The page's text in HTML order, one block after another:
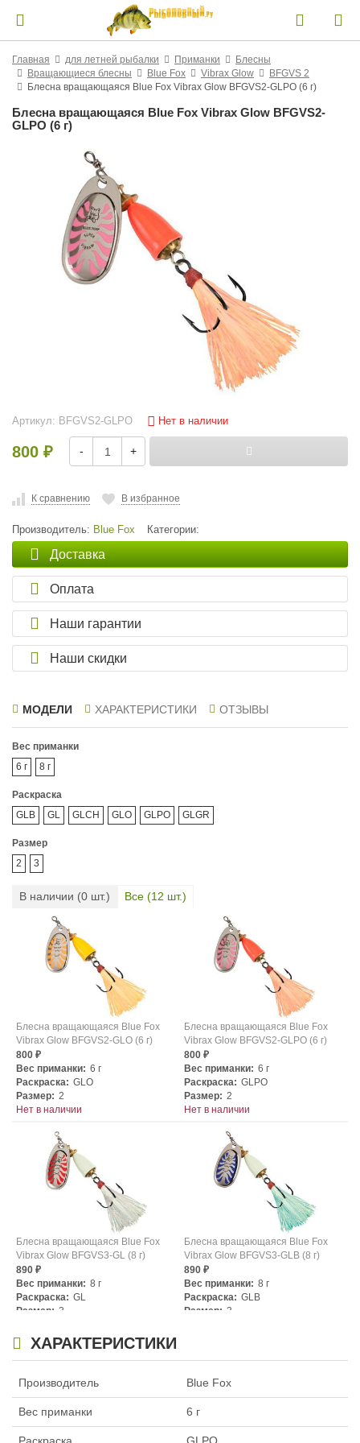
Главная для летней рыбалки Приманки
Блесны
Вращающиеся блесны
Blue Fox Vibrax Glow
BFGVS 2
Блесна вращающаяся Blue Fox Vibrax Glow BFGVS2-GLPO (6 г)
Блесна вращающаяся Blue Fox Vibrax Glow BFGVS2-
GLPO (6 г)
Артикул: BFGVS2-GLPO Нет в наличии
800 ₽ - +
К сравнению В избранное
Производитель: Blue Fox Категории:
Доставка
Оплата
Наши гарантии
Наши скидки
МОДЕЛИ ХАРАКТЕРИСТИКИ ОТЗЫВЫ
Вес приманки
6 г
8 г
Раскраска
GLB
GL GLCH GLO GLPO GLGR
Размер
2
3
В наличии (0 шт.) Все (12 шт.)
Блесна вращающаяся Blue Fox
Vibrax Glow BFGVS2-GLO (6 г)
800 ₽
Вес приманки: 6 г
Раскраска: GLO
Размер: 2
Нет в наличии
Блесна вращающаяся Blue Fox
Vibrax Glow BFGVS2-GLPO (6 г)
800 ₽
Вес приманки: 6 г
Раскраска: GLPO
Размер: 2
Нет в наличии
Блесна вращающаяся Blue Fox
Vibrax Glow BFGVS3-GL (8 г)
890 ₽
Вес приманки: 8 г
Раскраска: GL
Размер: 3
Блесна вращающаяся Blue Fox
Vibrax Glow BFGVS3-GLB (8 г)
890 ₽
Вес приманки: 8 г
Раскраска: GLB
Размер: 3
ХАРАКТЕРИСТИКИ
Производитель Blue Fox
Вес приманки 6 г